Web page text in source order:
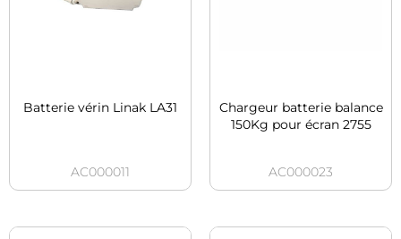
Batterie vérin Linak LA31
AC000011
Chargeur batterie balance
150Kg pour écran 2755
AC000023